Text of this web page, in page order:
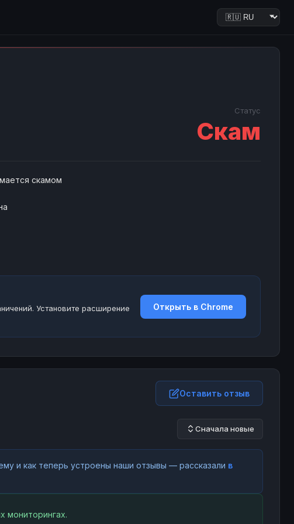
Статус
Скам
скамом
Установите расширение
Открыть в Chrome
Оставить отзыв
Сначала новые
и как теперь устроены наши отзывы — рассказали в
мониторингах.